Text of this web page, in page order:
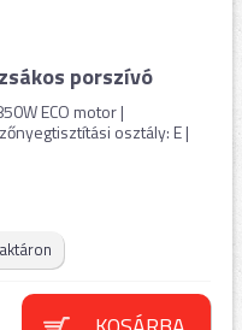
porszívó
ECO motor |
osztály: E |